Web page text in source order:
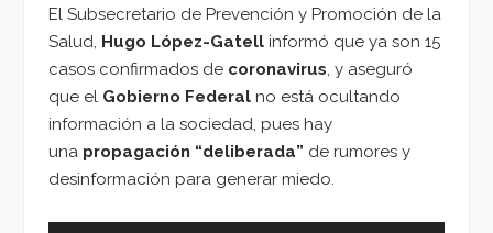
El Subsecretario de Prevención y Promoción de la
Salud, Hugo López-Gatell informó que ya son 15
casos confirmados de coronavirus, y aseguró
que el Gobierno Federal no está ocultando
información a la sociedad, pues hay
una propagación “deliberada” de rumores y
desinformación para generar miedo.